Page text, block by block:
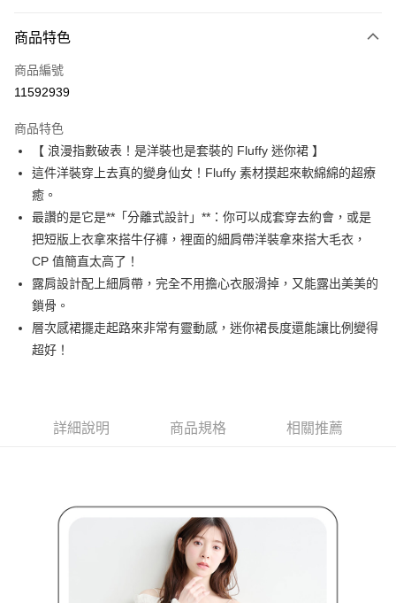
LINE Pay
Apple Pay
悠遊付
AFTEE先享後付
相關說明
【關於「AFTEE先享後付」】
AFTEE先享後付是「在收到商品之後才付款」的支付方式。 讓您購物簡單
便利好安心！
１．簡單：不需註冊會員、不需綁卡、不需儲值。
２．便利：只要手機號碼，簡訊認證，即可結帳。
３．安心：先確認商品／服務後，再付款。
【「AFTEE先享後付」結帳流程】
結帳頁面，進行簡訊認證並確認金額後，即可完成結帳。
※ 請注意：結帳手續完成當下不需立刻繳費，但若您需要取消訂單，請聯絡
購買商品的店家。未經商家同意取消之訂單仍視為有效，需透過AFTEE先享
１．透過由恩沛科技股份有限公司提供之「AFTEE先享後付」服務完成之交
易，需依本服務之必要範圍內提供個人資料，並將交易相關給付款項請求債
權轉讓予恩沛科技股份有限公司。
２．關於個人資料處理事宜，請瀏覽以下網址：
ATM付款
運送方式
全家取貨付款
免運費
付款後全家取貨
7-11取貨付款
商品特色
商品編號
11592939
商品特色
【 浪漫指數破表！是洋裝也是套裝的 Fluffy 迷你裙 】
這件洋裝穿上去真的變身仙女！Fluffy 素材摸起來軟綿綿的超療
癒。
最讚的是它是**「分離式設計」**：你可以成套穿去約會，或是
把短版上衣拿來搭牛仔褲，裡面的細肩帶洋裝拿來搭大毛衣，
CP 值簡直太高了！
露肩設計配上細肩帶，完全不用擔心衣服滑掉，又能露出美美的
鎖骨。
層次感裙擺走起路來非常有靈動感，迷你裙長度還能讓比例變得
超好！
詳細說明 商品規格 相關推薦